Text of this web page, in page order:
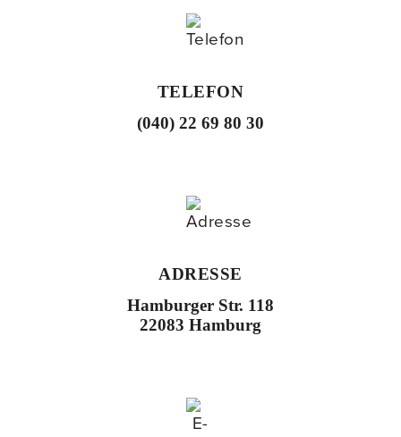
TELEFON
(040) 22 69 80 30
ADRESSE
Hamburger Str. 118
22083 Hamburg